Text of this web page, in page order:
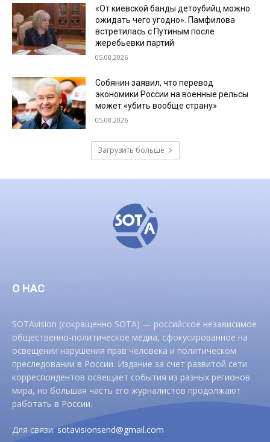
«От киевской банды детоубийц можно
ожидать чего угодно». Памфилова
встретилась с Путиным после
жеребьевки партий
05.08.2026
Собянин заявил, что перевод
экономики России на военные рельсы
может «убить вообще страну»
05.08.2026
Загрузить больше
О НАС
SOTAvision (сокращенно SOTA) — российское независимое
общественно-политическое медиа, сфокусированное на
освещении нарушения прав человека и политическом
преследовании в России. Издание за счет развитой сети
корреспондентов освещает события из разных регионов
мира, но большая часть его журналистов продолжают
работать в России.
Для связи:sotavisionsend@gmail.com